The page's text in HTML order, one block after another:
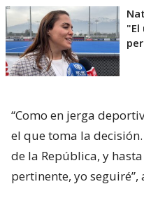
"El
“Como en jerga
el que toma la decisión.
de la República, y
pertinente, yo seguiré”,